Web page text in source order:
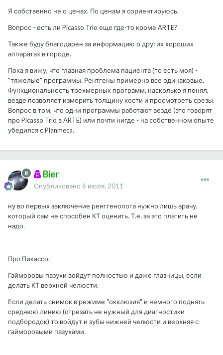
Я собственно не о ценах. По ценам я сориентируюсь.
Вопрос - есть ли Picasso Trio еще где-то кроме ARTE?
Также буду благодарен за информацию о других хороших
аппаратах в городе.
Пока я вижу, что главная проблема пациента (то есть моя) -
"тяжелые" программы. Рентгены примерно все одинаковые.
Функциональность трехмерных программ, насколько я понял,
везде позволяет измерить толщину кости и просмотреть срезы.
Вопрос в том, что одни программы работают везде (это говорят
про Picasso Trio в ARTE) или почти нигде - на собственном опыте
убедился с Planmeca.
Bier
Опубликовано 6 июля, 2011
ну во первых заключение рентгенолога нужно лишь врачу,
который сам не способен КТ оценить. Т.е. за это платить не
надо.
Про Пикассо:
Гайморовы пазухи войдут полностью и даже глазницы, если
делать КТ верхней челюсти.
Если делать снимок в режиме "окклюзия" и немного поднять
среднюю линию (отрезать не нужный для диагностики
подбородок) то войдут и зубы нижней челюсти и верхняя с
гайморовыми пазухами.